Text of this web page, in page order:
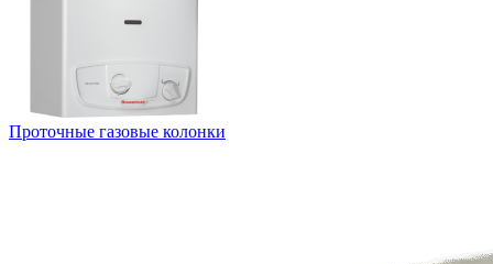
Проточные газовые колонки